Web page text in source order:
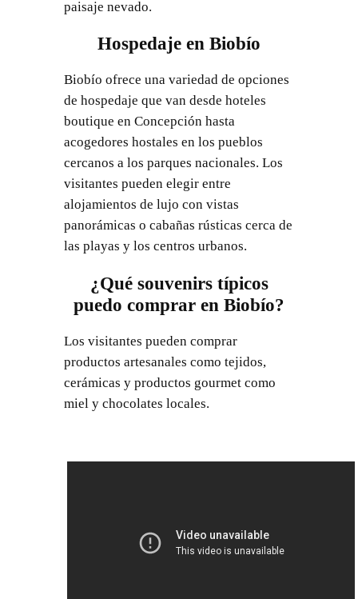
paisaje nevado.
Hospedaje en Biobío
Biobío ofrece una variedad de opciones
de hospedaje que van desde hoteles
boutique en Concepción hasta
acogedores hostales en los pueblos
cercanos a los parques nacionales. Los
visitantes pueden elegir entre
alojamientos de lujo con vistas
panorámicas o cabañas rústicas cerca de
las playas y los centros urbanos.
¿Qué souvenirs típicos
puedo comprar en Biobío?
Los visitantes pueden comprar
productos artesanales como tejidos,
cerámicas y productos gourmet como
miel y chocolates locales.